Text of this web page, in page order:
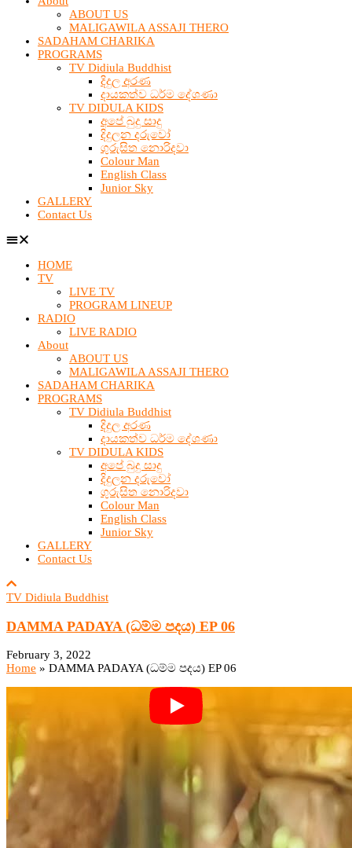
ABOUT US
MALIGAWILA ASSAJI THERO
SADAHAM CHARIKA
PROGRAMS
TV Didiula Buddhist
දිදුල අරණ
දායකත්ව ධර්ම දේශණා
TV DIDULA KIDS
අපේ බුදු සාදු
දිදුලන දරුවෝ
ගුරුසිත නොරිදවා
Colour Man
English Class
Junior Sky
GALLERY
Contact Us
HOME
TV
LIVE TV
PROGRAM LINEUP
RADIO
LIVE RADIO
About
ABOUT US
MALIGAWILA ASSAJI THERO
SADAHAM CHARIKA
PROGRAMS
TV Didiula Buddhist
දිදුල අරණ
දායකත්ව ධර්ම දේශණා
TV DIDULA KIDS
අපේ බුදු සාදු
දිදුලන දරුවෝ
ගුරුසිත නොරිදවා
Colour Man
English Class
Junior Sky
GALLERY
Contact Us
TV Didiula Buddhist
DAMMA PADAYA (ධම්ම පදය) EP 06
February 3, 2022
Home » DAMMA PADAYA (ධම්ම පදය) EP 06